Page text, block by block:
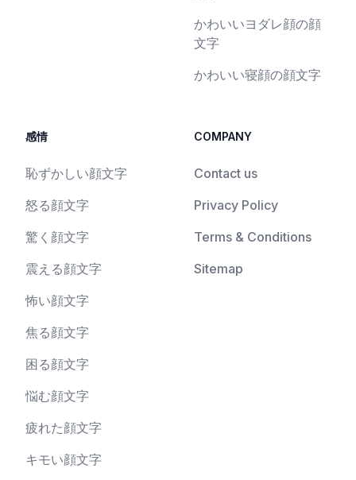
かわいいヨダレ顔の顔
文字
かわいい寝顔の顔文字
感情
恥ずかしい顔文字
怒る顔文字
驚く顔文字
震える顔文字
怖い顔文字
焦る顔文字
困る顔文字
悩む顔文字
疲れた顔文字
キモい顔文字
COMPANY
Contact us
Privacy Policy
Terms & Conditions
Sitemap